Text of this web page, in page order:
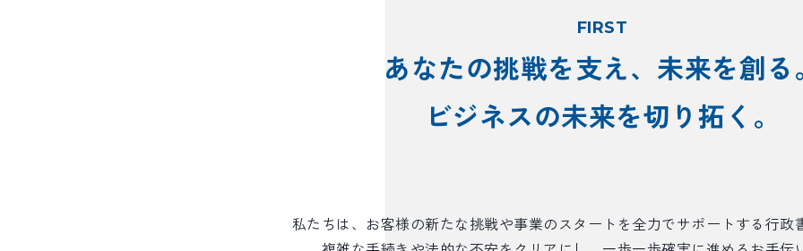
FIRST
あなたの挑戦を支え、未来を創る。
ビジネスの未来を切り拓く。
私たちは、お客様の新たな挑戦や事業のスタートを全力でサポートする行政